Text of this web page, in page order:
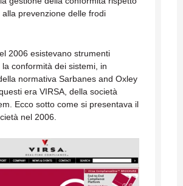
prevenzione delle frodi
2006 esistevano strumenti
conformità dei sistemi, in
normativa Sarbanes and Oxley
era VIRSA, della società
Ecco sotto come si presentava il
nel 2006.